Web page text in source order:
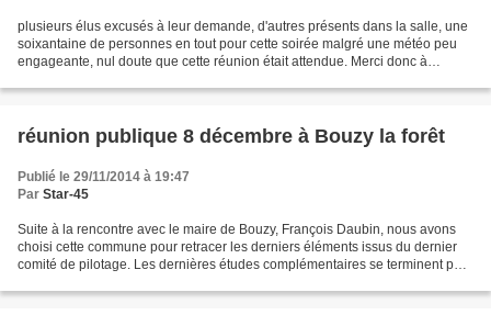
plusieurs élus excusés à leur demande, d'autres présents dans la salle, une
soixantaine de personnes en tout pour cette soirée malgré une météo peu
engageante, nul doute que cette réunion était attendue. Merci donc à
réunion publique 8 décembre à Bouzy la forêt
Publié le 29/11/2014 à 19:47
Par Star-45
Suite à la rencontre avec le maire de Bouzy, François Daubin, nous avons
choisi cette commune pour retracer les derniers éléments issus du dernier
comité de pilotage. Les dernières études complémentaires se terminent pour